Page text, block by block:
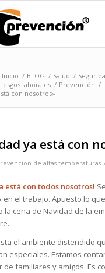
Inicio / BLOG / Salud /
laborales / Prevención /
con nosotros»
ya está con
de altas temperaturas
está con todos nosotros!
en el trabajo. Apuesto lo
la cena de Navidad de la
el ambiente distendido
especiales. Estamos
familiares y amigos. Es